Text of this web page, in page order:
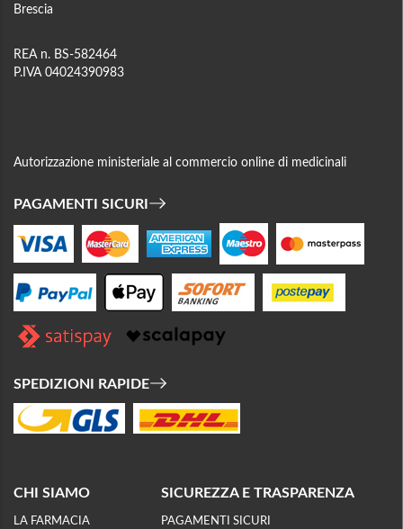
Brescia
REA n. BS-582464
P.IVA 04024390983
Autorizzazione ministeriale al commercio online di medicinali
PAGAMENTI SICURI
SPEDIZIONI RAPIDE
CHI SIAMO
LA FARMACIA
SICUREZZA E TRASPARENZA
PAGAMENTI SICURI